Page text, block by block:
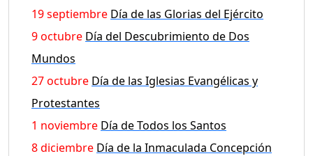
19 septiembre Día de las Glorias del Ejército
9 octubre Día del Descubrimiento de Dos
Mundos
27 octubre Día de las Iglesias Evangélicas y
Protestantes
1 noviembre Día de Todos los Santos
8 diciembre Día de la Inmaculada Concepción